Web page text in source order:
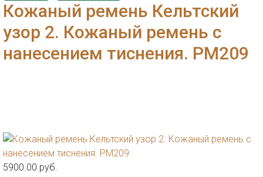
Кожаный ремень Кельтский
узор 2. Кожаный ремень с
нанесением тиснения. РМ209
5900.00 руб.